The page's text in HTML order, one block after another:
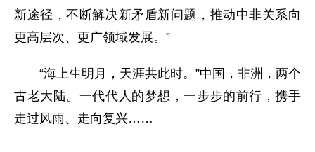
新途径，不断解决新矛盾新问题，推动中非关系向
更高层次、更广领域发展。”
“海上生明月，天涯共此时。”中国，非洲，两个
古老大陆。一代代人的梦想，一步步的前行，携手
走过风雨、走向复兴……